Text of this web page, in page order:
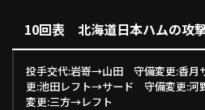
10回表 北海道日本ハムの攻
投手交代:岩嵜→山田 守備変更:香
更:池田レフト→サード 守備変更:
変更:三方→レフト